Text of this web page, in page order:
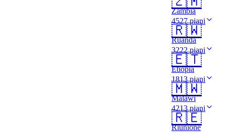
Zambia
4527 piani
🇷🇼
Ruanda
3222 piani
🇪🇹
Etiopia
1813 piani
🇲🇼
Malawi
4213 piani
🇷🇪
Riunione